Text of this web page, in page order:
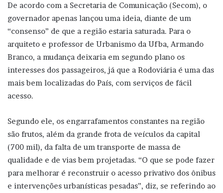
De acordo com a Secretaria de Comunicação (Secom), o
governador apenas lançou uma ideia, diante de um
“consenso” de que a região estaria saturada. Para o
arquiteto e professor de Urbanismo da Ufba, Armando
Branco, a mudança deixaria em segundo plano os
interesses dos passageiros, já que a Rodoviária é uma das
mais bem localizadas do País, com serviços de fácil
acesso.
Segundo ele, os engarrafamentos constantes na região
são frutos, além da grande frota de veículos da capital
(700 mil), da falta de um transporte de massa de
qualidade e de vias bem projetadas. “O que se pode fazer
para melhorar é reconstruir o acesso privativo dos ônibus
e intervenções urbanísticas pesadas”, diz, se referindo ao